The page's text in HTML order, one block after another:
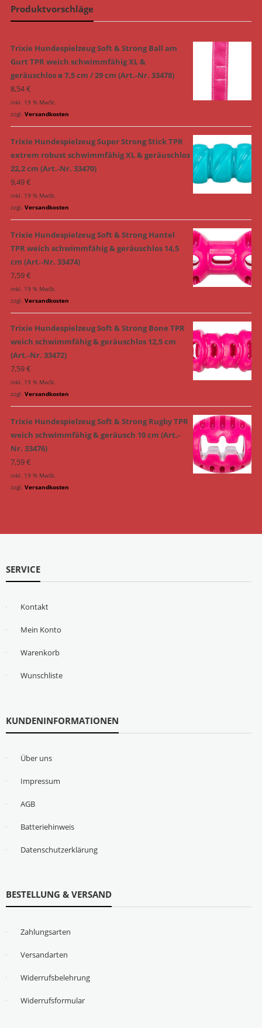
Produktvorschläge
Trixie Hundespielzeug Soft & Strong Ball am
Gurt TPR weich schwimmfähig XL &
geräuschlos ø 7,5 cm / 29 cm (Art.-Nr. 33478)
8,54€
inkl. 19 % MwSt.
zzgl. Versandkosten
Trixie Hundespielzeug Super Strong Stick TPR
extrem robust schwimmfähig XL & geräuschlos
22,2 cm (Art.-Nr. 33470)
9,49€
inkl. 19 % MwSt.
zzgl. Versandkosten
Trixie Hundespielzeug Soft & Strong Hantel
TPR weich schwimmfähig & geräuschlos 14,5
cm (Art.-Nr. 33474)
7,59€
inkl. 19 % MwSt.
zzgl. Versandkosten
Trixie Hundespielzeug Soft & Strong Bone TPR
weich schwimmfähig & geräuschlos 12,5 cm
(Art.-Nr. 33472)
7,59€
inkl. 19 % MwSt.
zzgl. Versandkosten
Trixie Hundespielzeug Soft & Strong Rugby TPR
weich schwimmfähig & geräusch 10 cm (Art.-
Nr. 33476)
7,59€
inkl. 19 % MwSt.
zzgl. Versandkosten
SERVICE
Kontakt
Mein Konto
Warenkorb
Wunschliste
KUNDENINFORMATIONEN
Über uns
Impressum
AGB
Batteriehinweis
Datenschutzerklärung
BESTELLUNG & VERSAND
Zahlungsarten
Versandarten
Widerrufsbelehrung
Widerrufsformular